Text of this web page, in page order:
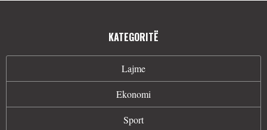
KATEGORITË
Lajme
Ekonomi
Sport